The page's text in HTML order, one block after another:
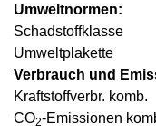
Umweltnormen:
Schadstoffklasse
Umweltplakette
Verbrauch und
Kraftstoffverbr. komb.
CO2-Emissionen